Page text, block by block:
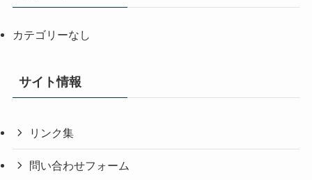
カテゴリーなし
サイト情報
リンク集
問い合わせフォーム